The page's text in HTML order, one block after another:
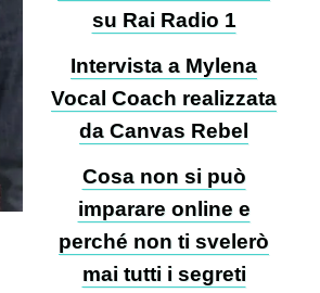
su Rai Radio 1
Intervista a Mylena
Vocal Coach realizzata
da Canvas Rebel
Cosa non si può
imparare online e
perché non ti svelerò
mai tutti i segreti